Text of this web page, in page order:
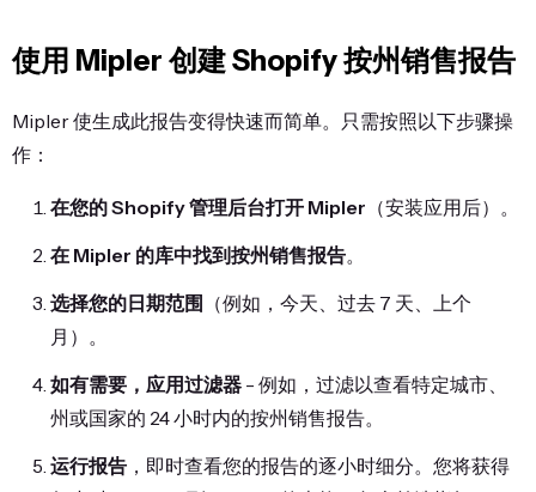
使用 Mipler 创建 Shopify 按州销售报告
Mipler 使生成此报告变得快速而简单。只需按照以下步骤操
作：
在您的 Shopify 管理后台打开 Mipler （安装应用后）。
在 Mipler 的库中找到按州销售报告。
选择您的日期范围 （例如，今天、过去 7 天、上个
月）。
如有需要，应用过滤器 - 例如，过滤以查看特定城市、
州或国家的 24 小时内的按州销售报告。
运行报告 ，即时查看您的报告的逐小时细分。您将获得